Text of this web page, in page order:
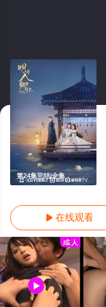
第24集完结/全集
 在线观看